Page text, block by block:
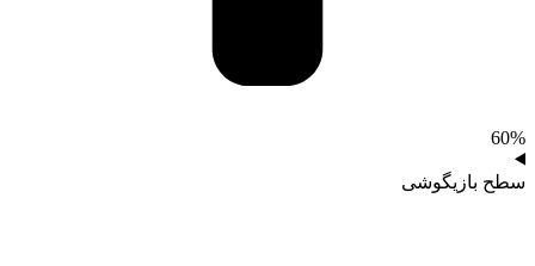
60%
سطح بازیگوشی